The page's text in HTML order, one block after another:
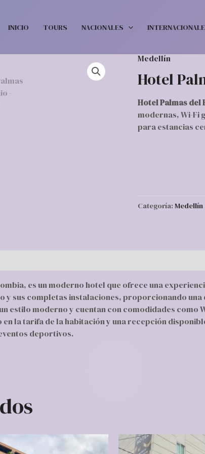
INICIO TOURS NACIONALES
Medellín
Hotel
Hotel Palmas del
modernas, Wi-Fi
para estancias
Categoría: Medellín
es un moderno hotel que ofrece una
y sus completas instalaciones, proporcionando
estilo moderno y cuentan con comodidades
la tarifa de la habitación y una recepción
deportivos.